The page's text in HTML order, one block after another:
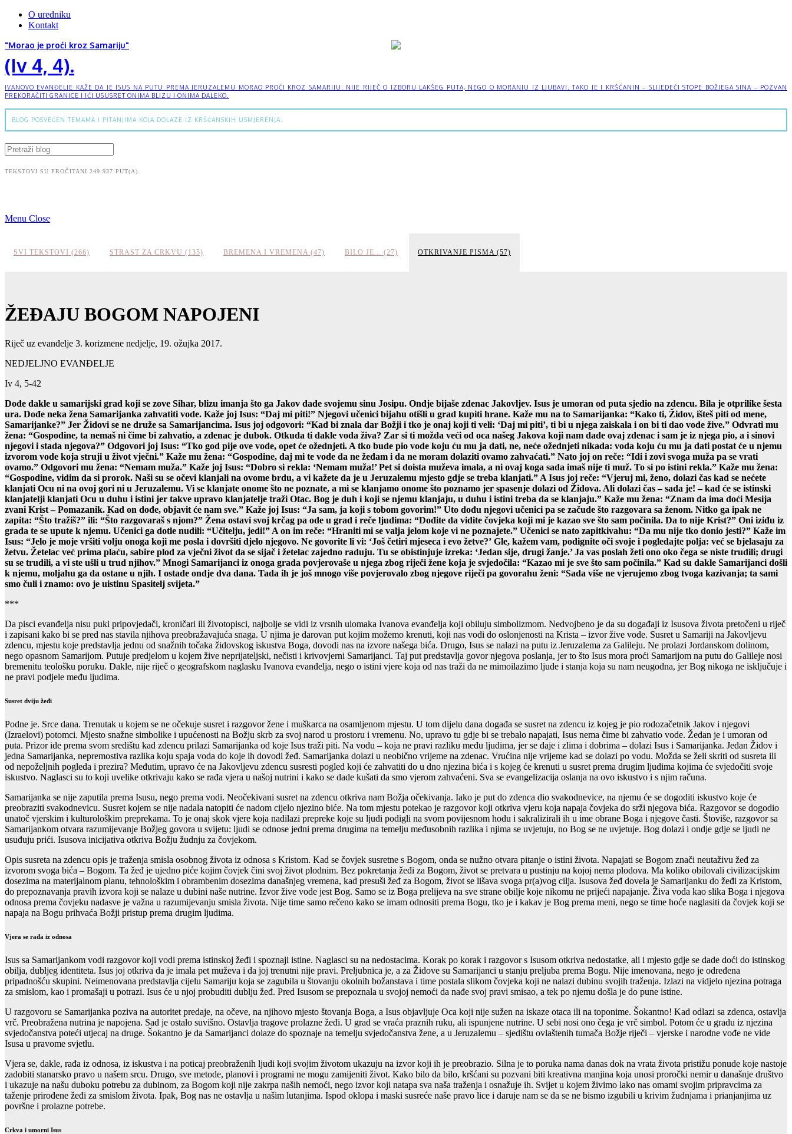
O uredniku
Kontakt
"Morao je proći kroz Samariju"
(Iv 4, 4).
IVANOVO EVANĐELJE KAŽE DA JE ISUS NA PUTU PREMA JERUZALEMU MORAO PROĆI KROZ SAMARIJU. NIJE RIJEČ O IZBORU LAKŠEG PUTA, NEGO O MORANJU IZ LJUBAVI. TAKO JE I KRŠĆANIN – SLIJEDEĆI STOPE BOŽJEGA SINA – POZVAN
PREKORAČITI GRANICE I IĆI USUSRET ONIMA BLIZU I ONIMA DALEKO.
BLOG POSVEĆEN TEMAMA I PITANJIMA KOJA DOLAZE IZ KRŠĆANSKIH USMJERENJA.
TEKSTOVI SU PROČITANI 249.937 PUT(A).
Menu Close
SVI TEKSTOVI (266) STRAST ZA CRKVU (135) BREMENA I VREMENA (47) BILO JE... (27) OTKRIVANJE PISMA (57)
ŽEĐAJU BOGOM NAPOJENI
Riječ uz evanđelje 3. korizmene nedjelje, 19. ožujka 2017.
NEDJELJNO EVANĐELJE
Iv 4, 5-42
Dođe dakle u samarijski grad koji se zove Sihar, blizu imanja što ga Jakov dade svojemu sinu Josipu. Ondje bijaše zdenac Jakovljev. Isus je umoran od puta sjedio na zdencu. Bila je otprilike šesta
ura. Dođe neka žena Samarijanka zahvatiti vode. Kaže joj Isus: “Daj mi piti!” Njegovi učenici bijahu otišli u grad kupiti hrane. Kaže mu na to Samarijanka: “Kako ti, Židov, išteš piti od mene,
Samarijanke?” Jer Židovi se ne druže sa Samarijancima. Isus joj odgovori: “Kad bi znala dar Božji i tko je onaj koji ti veli: ‘Daj mi piti’, ti bi u njega zaiskala i on bi ti dao vode žive.” Odvrati mu
žena: “Gospodine, ta nemaš ni čime bi zahvatio, a zdenac je dubok. Otkuda ti dakle voda živa? Zar si ti možda veći od oca našeg Jakova koji nam dade ovaj zdenac i sam je iz njega pio, a i sinovi
njegovi i stada njegova?” Odgovori joj Isus: “Tko god pije ove vode, opet će ožednjeti. A tko bude pio vode koju ću mu ja dati, ne, neće ožednjeti nikada: voda koju ću mu ja dati postat će u njemu
izvorom vode koja struji u život vječni.” Kaže mu žena: “Gospodine, daj mi te vode da ne žeđam i da ne moram dolaziti ovamo zahvaćati.” Nato joj on reče: “Idi i zovi svoga muža pa se vrati
ovamo.” Odgovori mu žena: “Nemam muža.” Kaže joj Isus: “Dobro si rekla: ‘Nemam muža!’ Pet si doista muževa imala, a ni ovaj koga sada imaš nije ti muž. To si po istini rekla.” Kaže mu žena:
“Gospodine, vidim da si prorok. Naši su se očevi klanjali na ovome brdu, a vi kažete da je u Jeruzalemu mjesto gdje se treba klanjati.” A Isus joj reče: “Vjeruj mi, ženo, dolazi čas kad se nećete
klanjati Ocu ni na ovoj gori ni u Jeruzalemu. Vi se klanjate onome što ne poznate, a mi se klanjamo onome što poznamo jer spasenje dolazi od Židova. Ali dolazi čas – sada je! – kad će se istinski
klanjatelji klanjati Ocu u duhu i istini jer takve upravo klanjatelje traži Otac. Bog je duh i koji se njemu klanjaju, u duhu i istini treba da se klanjaju.” Kaže mu žena: “Znam da ima doći Mesija
zvani Krist – Pomazanik. Kad on dođe, objavit će nam sve.” Kaže joj Isus: “Ja sam, ja koji s tobom govorim!” Uto dođu njegovi učenici pa se začude što razgovara sa ženom. Nitko ga ipak ne
zapita: “Što tražiš?” ili: “Što razgovaraš s njom?” Žena ostavi svoj krčag pa ode u grad i reče ljudima: “Dođite da vidite čovjeka koji mi je kazao sve što sam počinila. Da to nije Krist?” Oni iziđu iz
grada te se upute k njemu. Učenici ga dotle nudili: “Učitelju, jedi!” A on im reče: “Hraniti mi se valja jelom koje vi ne poznajete.” Učenici se nato zapitkivahu: “Da mu nije tko donio jesti?” Kaže im
Isus: “Jelo je moje vršiti volju onoga koji me posla i dovršiti djelo njegovo. Ne govorite li vi: ‘Još četiri mjeseca i evo žetve?’ Gle, kažem vam, podignite oči svoje i pogledajte polja: već se bjelasaju za
žetvu. Žetelac već prima plaću, sabire plod za vječni život da se sijač i žetelac zajedno raduju. Tu se obistinjuje izreka: ‘Jedan sije, drugi žanje.’ Ja vas poslah žeti ono oko čega se niste trudili; drugi
su se trudili, a vi ste ušli u trud njihov.” Mnogi Samarijanci iz onoga grada povjerovaše u njega zbog riječi žene koja je svjedočila: “Kazao mi je sve što sam počinila.” Kad su dakle Samarijanci došli
k njemu, moljahu ga da ostane u njih. I ostade ondje dva dana. Tada ih je još mnogo više povjerovalo zbog njegove riječi pa govorahu ženi: “Sada više ne vjerujemo zbog tvoga kazivanja; ta sami
smo čuli i znamo: ovo je uistinu Spasitelj svijeta.”
***
Da pisci evanđelja nisu puki pripovjedači, kroničari ili životopisci, najbolje se vidi iz vrsnih ulomaka Ivanova evanđelja koji obiluju simbolizmom. Nedvojbeno je da su događaji iz Isusova života pretočeni u riječ
i zapisani kako bi se pred nas stavila njihova preobražavajuća snaga. U njima je darovan put kojim možemo krenuti, koji nas vodi do oslonjenosti na Krista – izvor žive vode. Susret u Samariji na Jakovljevu
zdencu, mjestu koje predstavlja jednu od snažnih točaka židovskog iskustva Boga, dovodi nas na izvore našega bića. Drugo, Isus se nalazi na putu iz Jeruzalema za Galileju. Ne prolazi Jordanskom dolinom,
nego opasnom Samarijom. Putuje predjelom u kojem žive neprijateljski, nečisti i krivovjerni Samarijanci. Taj put predstavlja govor njegova poslanja, jer to što Isus mora proći Samarijom na putu do Galileje nosi
bremenitu teološku poruku. Dakle, nije riječ o geografskom naglasku Ivanova evanđelja, nego o istini vjere koja od nas traži da ne mimoilazimo ljude i stanja koja su nam neugodna, jer Bog nikoga ne isključuje i
ne pravi podjele među ljudima.
Susret dviju žeđi
Podne je. Srce dana. Trenutak u kojem se ne očekuje susret i razgovor žene i muškarca na osamljenom mjestu. U tom dijelu dana događa se susret na zdencu iz kojeg je pio rodozačetnik Jakov i njegovi
(Izraelovi) potomci. Mjesto snažne simbolike i upućenosti na Božju skrb za svoj narod u prostoru i vremenu. No, upravo tu gdje bi se trebalo napajati, Isus nema čime bi zahvatio vode. Žedan je i umoran od
puta. Prizor ide prema svom središtu kad zdencu prilazi Samarijanka od koje Isus traži piti. Na vodu – koja ne pravi razliku među ljudima, jer se daje i zlima i dobrima – dolazi Isus i Samarijanka. Jedan Židov i
jedna Samarijanka, nepremostiva razlika koju spaja voda do koje ih dovodi žeđ. Samarijanka dolazi u neobično vrijeme na zdenac. Vrućina nije vrijeme kad se dolazi po vodu. Možda se želi skriti od susreta ili
od nepoželjnih pogleda i prezira? Međutim, upravo će na Jakovljevu zdencu susresti pogled koji će zahvatiti do u dno njezina bića i s kojeg će krenuti u susret prema drugim ljudima kojima će svjedočiti svoje
iskustvo. Naglasci su to koji uvelike otkrivaju kako se rađa vjera u našoj nutrini i kako se dade kušati da smo vjerom zahvaćeni. Sva se evangelizacija oslanja na ovo iskustvo i s njim računa.
Samarijanka se nije zaputila prema Isusu, nego prema vodi. Neočekivani susret na zdencu otkriva nam Božja očekivanja. Iako je put do zdenca dio svakodnevice, na njemu će se dogoditi iskustvo koje će
preobraziti svakodnevicu. Susret kojem se nije nadala natopiti će nadom cijelo njezino biće. Na tom mjestu potekao je razgovor koji otkriva vjeru koja napaja čovjeka do srži njegova bića. Razgovor se dogodio
unatoč vjerskim i kulturološkim preprekama. To je onaj skok vjere koja nadilazi prepreke koje su ljudi podigli na svom povijesnom hodu i sakralizirali ih u ime obrane Boga i njegove časti. Štoviše, razgovor sa
Samarijankom otvara razumijevanje Božjeg govora u svijetu: ljudi se odnose jedni prema drugima na temelju međusobnih razlika i njima se uvjetuju, no Bog se ne uvjetuje. Bog dolazi i ondje gdje se ljudi ne
usuđuju prići. Isusova inicijativa otkriva Božju žudnju za čovjekom.
Opis susreta na zdencu opis je traženja smisla osobnog života iz odnosa s Kristom. Kad se čovjek susretne s Bogom, onda se nužno otvara pitanje o istini života. Napajati se Bogom znači neutaživu žeđ za
izvorom svoga bića – Bogom. Ta žeđ je ujedno piće kojim čovjek čini svoj život plodnim. Bez pokretanja žeđi za Bogom, život se pretvara u pustinju na kojoj nema plodova. Ma koliko obilovali civilizacijskim
dosezima na materijalnom planu, tehnološkim i obrambenim dosezima današnjeg vremena, kad presuši žeđ za Bogom, život se lišava svoga pr(a)vog cilja. Isusova žeđ dovela je Samarijanku do žeđi za Kristom,
do prepoznavanja pravih izvora koji se nalaze u dubini naše nutrine. Izvor žive vode jest Bog. Samo se iz Boga prelijeva na sve strane obilje koje nikomu ne prijeći napajanje. Živa voda kao slika Boga i njegova
odnosa prema čovjeku nadasve je važna u razumijevanju smisla života. Nije time samo rečeno kako se imam odnositi prema Bogu, tko je i kakav je Bog prema meni, nego se time hoće naglasiti da čovjek koji se
napaja na Bogu prihvaća Božji pristup prema drugim ljudima.
Vjera se rađa iz odnosa
Isus sa Samarijankom vodi razgovor koji vodi prema istinskoj žeđi i spoznaji istine. Naglasci su na nedostacima. Korak po korak i razgovor s Isusom otkriva nedostatke, ali i mjesto gdje se dade doći do istinskog
obilja, dubljeg identiteta. Isus joj otkriva da je imala pet muževa i da joj trenutni nije pravi. Preljubnica je, a za Židove su Samarijanci u stanju preljuba prema Bogu. Nije imenovana, nego je određena
pripadnošću skupini. Neimenovana predstavlja cijelu Samariju koja se zagubila u štovanju okolnih božanstava i time postala slikom čovjeka koji ne nalazi dubinu svojih traženja. Izlazi na vidjelo njezina potraga
za smislom, kao i promašaji u potrazi. Isus će u njoj probuditi dublju žeđ. Pred Isusom se prepoznala u svojoj nemoći da nađe svoj pravi smisao, a tek po njemu došla je do pune istine.
U razgovoru se Samarijanka poziva na autoritet predaje, na očeve, na njihovo mjesto štovanja Boga, a Isus objavljuje Oca koji nije sužen na iskaze otaca ili na toponime. Šokantno! Kad odlazi sa zdenca, ostavlja
vrč. Preobražena nutrina je napojena. Sad je ostalo suvišno. Ostavlja tragove prolazne žeđi. U grad se vraća praznih ruku, ali ispunjene nutrine. U sebi nosi ono čega je vrč simbol. Potom će u gradu iz njezina
svjedočanstva poteći utjecaj na druge. Šokantno je da Samarijanci dolaze do spoznaje na temelju svjedočanstva žene, a u Jeruzalemu – sjedištu ovlaštenih tumača Božje riječi – vjerske i narodne vođe ne vide
Isusa u pravome svjetlu.
Vjera se, dakle, rađa iz odnosa, iz iskustva i na poticaj preobraženih ljudi koji svojim životom ukazuju na izvor koji ih je preobrazio. Silna je to poruka nama danas dok na vrata života pristižu ponude koje nastoje
zadobiti stanarsko pravo u našem srcu. Drugo, sve metode, planovi i programi ne mogu zamijeniti život. Kako bilo da bilo, kršćani su pozvani biti kreativna manjina koja unosi proročki nemir u današnje društvo
i ukazuje na našu duboku potrebu za dubinom, za Bogom koji nije zakrpa naših nemoći, nego izvor koji natapa sva naša traženja i osnažuje ih. Svijet u kojem živimo lako nas omami svojim pripravcima za
taženje prirođene žeđi za smislom života. Ipak, Bog nas ne ostavlja u našim lutanjima. Ispod oklopa i maski susreće naše pravo lice i daruje nam se da se ne bismo izgubili u krivim žudnjama i prianjanjima uz
površne i prolazne potrebe.
Crkva i umorni Isus